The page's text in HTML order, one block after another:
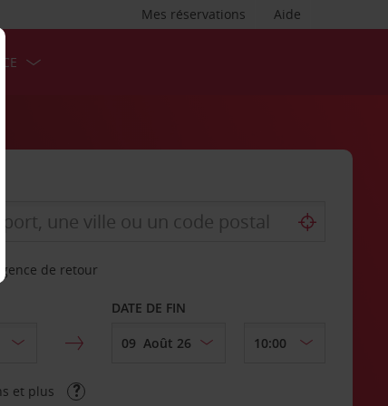
Aide
Mes réservations
de retour
DATE DE FIN
et plus